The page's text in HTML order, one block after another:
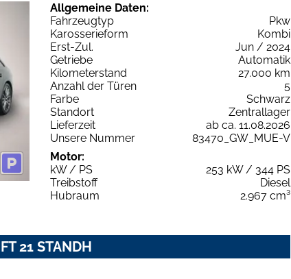
Allgemeine Daten:
Fahrzeugtyp
Pkw
Karosserieform
Kombi
Erst-Zul.
Jun / 2024
Getriebe
Automatik
Kilometerstand
27.000 km
Anzahl der Türen
5
Farbe
Schwarz
Standort
Zentrallager
Lieferzeit
ab ca. 11.08.2026
Unsere Nummer
83470_GW_MUE-V
Motor:
kW / PS
253 kW / 344 PS
Treibstoff
Diesel
Hubraum
2.967 cm³
21 STANDH